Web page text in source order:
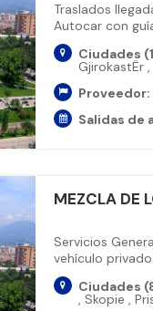
Traslados
Autocar con
Ciudades
GjirokastËr ,
Proveedor:
Salidas de
MEZCLA DE
Servicios
vehículo
Ciudades
, Skopie ,